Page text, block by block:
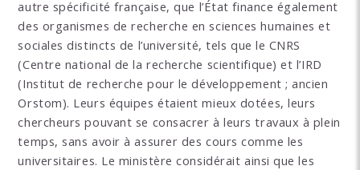
autre spécificité française, que l’État finance également
des organismes de recherche en sciences humaines et
sociales distincts de l’université, tels que le CNRS
(Centre national de la recherche scientifique) et l’IRD
(Institut de recherche pour le développement ; ancien
Orstom). Leurs équipes étaient mieux dotées, leurs
chercheurs pouvant se consacrer à leurs travaux à plein
temps, sans avoir à assurer des cours comme les
universitaires. Le ministère considérait ainsi que les